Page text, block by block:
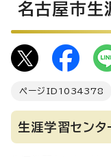
名古屋市生
ページID 1034378
生涯学習センタ